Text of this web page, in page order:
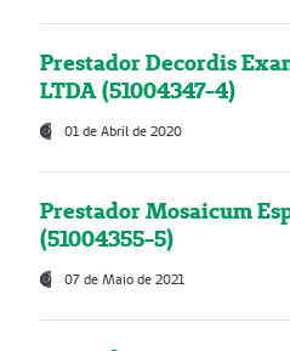
Prestador Decordis
LTDA (51004347-4)
01 de Abril de 2020
Prestador Mosaicum
(51004355-5)
07 de Maio de 2021